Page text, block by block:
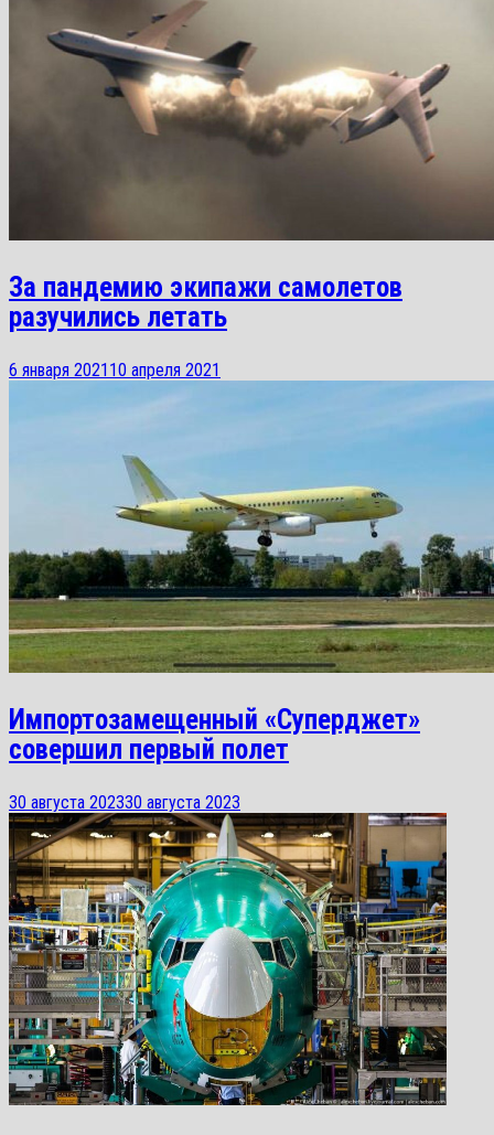
За пандемию экипажи самолетов
разучились летать
6 января 202110 апреля 2021
Импортозамещенный «Суперджет»
совершил первый полет
30 августа 202330 августа 2023